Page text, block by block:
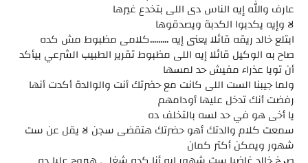
عارف والله إيه الناس دى اللى بتخدع غيرها
لا وإيه يكدبوا الكدبة ويصدقوها
ابتلع خالد ريقه قائلا يعنى إيه .........كلامى مظبوط مش كده
صاح به الوكيل قائلا إيه اللى مظبوط تقرير الطبيب الشرعي بيأكد
أن تويا عذراء مفيش حد لمسها
ولما جيبنا الست اللى كانت مع حضرتك أنت والوالدة أكدت أنها
رفضت أنك تدخل عليها أودامهم
يا أخى هو في حد لسه بالتخلف ده
سمعت كلام والدتك أهو حضرتك هتقضى سجن لا يقل عن ست
شهور ويمكن أكتر كمان